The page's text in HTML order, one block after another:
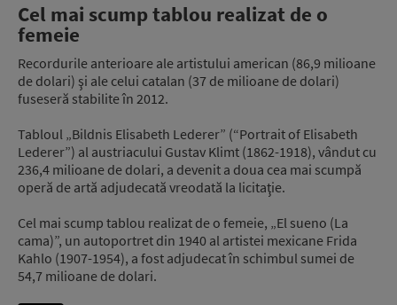
Cel mai scump tablou realizat de o
femeie
Recordurile anterioare ale artistului american (86,9 milioane
de dolari) şi ale celui catalan (37 de milioane de dolari)
fuseseră stabilite în 2012.
Tabloul „Bildnis Elisabeth Lederer” (“Portrait of Elisabeth
Lederer”) al austriacului Gustav Klimt (1862-1918), vândut cu
236,4 milioane de dolari, a devenit a doua cea mai scumpă
operă de artă adjudecată vreodată la licitaţie.
Cel mai scump tablou realizat de o femeie, „El sueno (La
cama)”, un autoportret din 1940 al artistei mexicane Frida
Kahlo (1907-1954), a fost adjudecat în schimbul sumei de
54,7 milioane de dolari.